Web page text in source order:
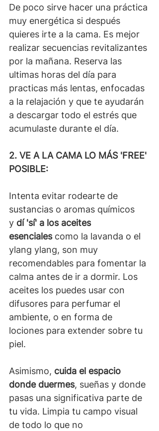
De poco sirve hacer una práctica
muy energética si después
quieres irte a la cama. Es mejor
realizar secuencias revitalizantes
por la mañana. Reserva las
ultimas horas del día para
practicas más lentas, enfocadas
a la relajación y que te ayudarán
a descargar todo el estrés que
acumulaste durante el día.
2. VE A LA CAMA LO MÁS 'FREE'
POSIBLE:
Intenta evitar rodearte de
sustancias o aromas químicos
y dí 'sí' a los aceites
esenciales como la lavanda o el
ylang ylang, son muy
recomendables para fomentar la
calma antes de ir a dormir. Los
aceites los puedes usar con
difusores para perfumar el
ambiente, o en forma de
lociones para extender sobre tu
piel.
Asimismo, cuida el espacio
donde duermes, sueñas y donde
pasas una significativa parte de
tu vida. Limpia tu campo visual
de todo lo que no